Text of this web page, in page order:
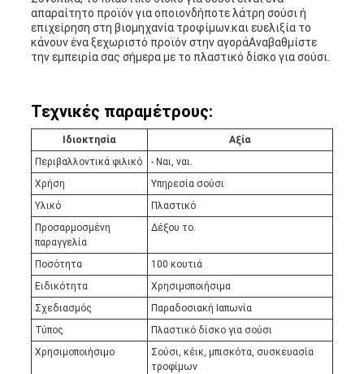
απαραίτητο προϊόν για οποιονδήποτε λάτρη σούσι ή
επιχείρηση στη βιομηχανία τροφίμων.και ευελιξία το
κάνουν ένα ξεχωριστό προϊόν στην αγοράΑναβαθμίστε
την εμπειρία σας σήμερα με το πλαστικό δίσκο για σούσι.
Τεχνικές παραμέτρους:
Ιδιοκτησία
Αξία
Περιβαλλοντικά φιλικό
- Ναι, ναι.
Χρήση
Υπηρεσία σούσι
Υλικό
Πλαστικό
Προσαρμοσμένη
παραγγελία
Δέξου το.
Ποσότητα
100 κουτιά
Ειδικότητα
Χρησιμοποιήσιμα
Σχεδιασμός
Παραδοσιακή Ιαπωνία
Τύπος
Πλαστικό δίσκο για σούσι
Χρησιμοποιήσιμο
Σούσι, κέικ, μπισκότα, συσκευασία
τροφίμων